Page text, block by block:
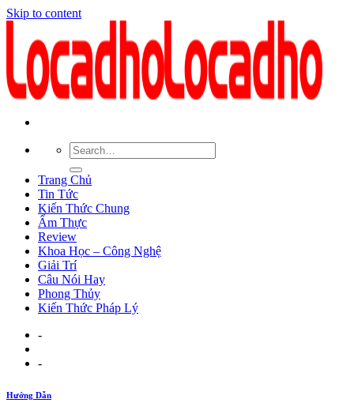
Skip to content
Trang Chủ
Tin Tức
Kiến Thức Chung
Ẩm Thực
Review
Khoa Học – Công Nghệ
Giải Trí
Câu Nói Hay
Phong Thủy
Kiến Thức Pháp Lý
-
-
Hướng Dẫn